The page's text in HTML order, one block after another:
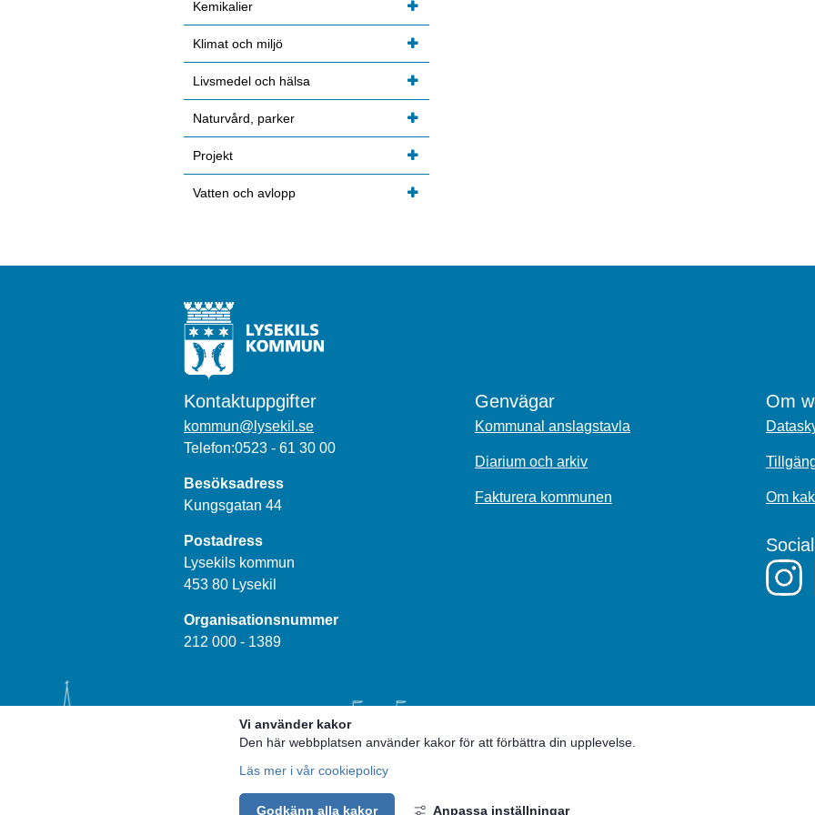
Vi använder kakor
Den här webbplatsen använder kakor för att förbättra din upplevelse.
Läs mer i vår cookiepolicy
Godkänn alla kakor Anpassa inställningar
Kemikalier
Klimat och miljö
Livsmedel och hälsa
Naturvård, parker
Projekt
Vatten och avlopp
Kontaktuppgifter
kommun@lysekil.se
Telefon:0523 - 61 30 00
Besöksadress
Kungsgatan 44
Postadress
Lysekils kommun
453 80 Lysekil
Organisationsnummer
212 000 - 1389
Genvägar
Kommunal anslagstavla
Diarium och arkiv
Fakturera kommunen
Om
Om